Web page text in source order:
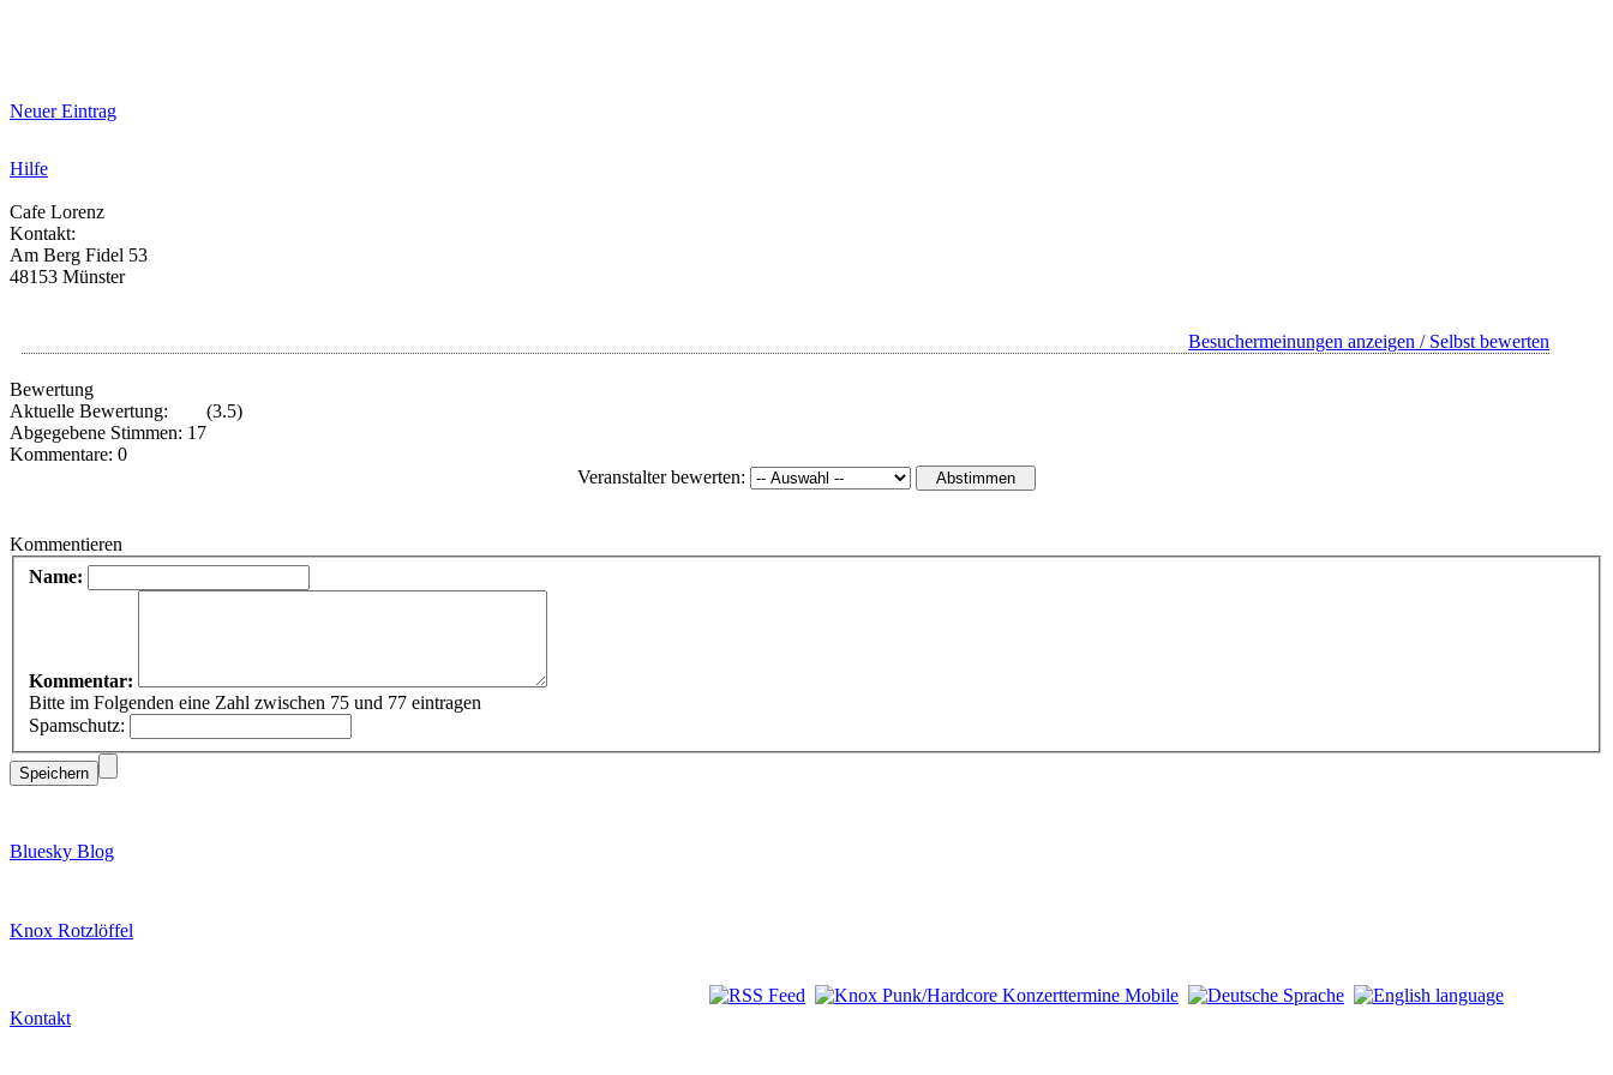
Neuer Eintrag
Hilfe
Cafe Lorenz
Kontakt:
Am Berg Fidel 53
48153 Münster
Besuchermeinungen anzeigen / Selbst bewerten
Bewertung
Aktuelle Bewertung:
(3.5)
Abgegebene Stimmen: 17
Kommentare: 0
Veranstalter bewerten:
Kommentieren
Name:
Kommentar:
Bitte im Folgenden eine Zahl zwischen 75 und 77 eintragen
Spamschutz:
Bluesky Blog
Knox Rotzlöffel
Kontakt